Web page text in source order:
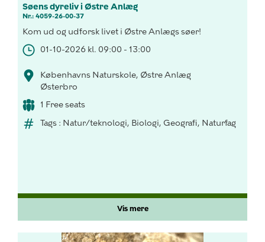
Søens dyreliv i Østre Anlæg
Nr.: 4059-26-00-37
Kom ud og udforsk livet i Østre Anlægs søer!
01-10-2026 kl. 09:00 - 13:00
Københavns Naturskole, Østre Anlæg
Østerbro
1 Free seats
Tags : Natur/teknologi, Biologi, Geografi, Naturfag
Vis mere